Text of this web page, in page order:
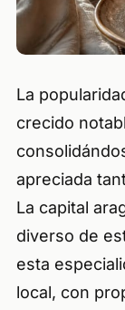
La
crecido
apreciada
La capital
diverso de
esta
local, con